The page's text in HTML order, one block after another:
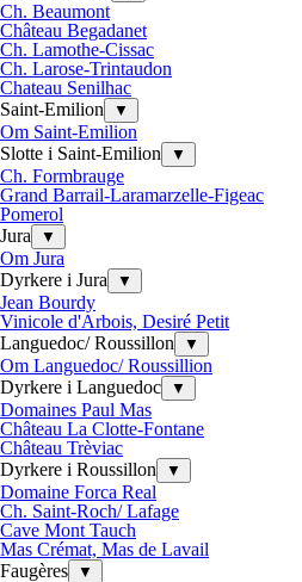
Ch. Beaumont
Château Begadanet
Ch. Lamothe-Cissac
Ch. Larose-Trintaudon
Chateau Senilhac
Saint-Emilion
▼
Om Saint-Emilion
Slotte i Saint-Emilion
▼
Ch. Formbrauge
Grand Barrail-Laramarzelle-Figeac
Pomerol
Jura
▼
Om Jura
Dyrkere i Jura
▼
Jean Bourdy
Vinicole d'Arbois, Desiré Petit
Languedoc/ Roussillon
▼
Om Languedoc/ Roussillion
Dyrkere i Languedoc
▼
Domaines Paul Mas
Château La Clotte-Fontane
Château Trèviac
Dyrkere i Roussillon
▼
Domaine Forca Real
Ch. Saint-Roch/ Lafage
Cave Mont Tauch
Mas Crémat, Mas de Lavail
Faugères
▼